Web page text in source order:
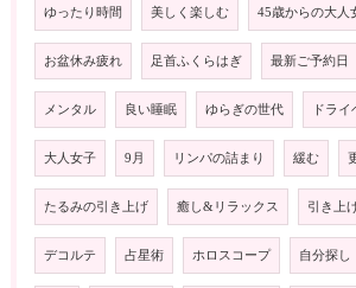
ゆったり時間 美しく楽しむ 45歳からの大人
お盆休み疲れ 足首ふくらはぎ 最新ご予約日
メンタル 良い睡眠 ゆらぎの世代 ドラ
大人女子 9月 リンパの詰まり 緩む
たるみの引き上げ 癒し&リラックス 引き上
デコルテ 占星術 ホロスコープ 自分探し